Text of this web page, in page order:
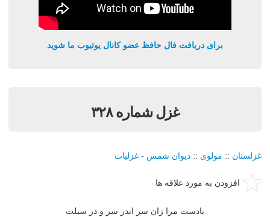
برای دریافت فال حافظ عضو کانال یوتیوب ما شوید
غزل شماره ۳۲۸
غزلستان :: مولوی :: دیوان شمس - غزلیات
افزودن به مورد علاقه ها
بادست مرا زان سر اندر سر و در سبلت